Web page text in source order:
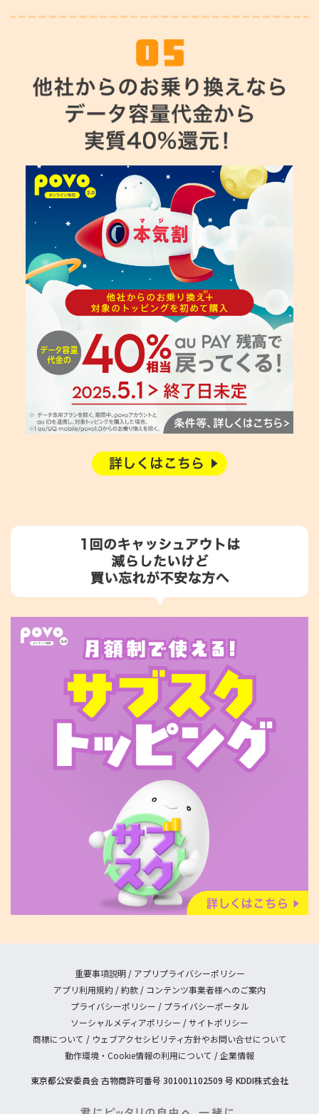
重要事項説明/ アプリプライバシーポリシー
アプリ利用規約 /約款 / コンテンツ事業者様へのご案内
プライバシーポリシー / プライバシーポータル
ソーシャルメディアポリシー /サイトポリシー
商標について / ウェブアクセシビリティ方針やお問い合せについて
動作環境・Cookie情報の利用について /企業情報
東京都公安委員会 古物商許可番号 301001102509 号 KDDI株式会社